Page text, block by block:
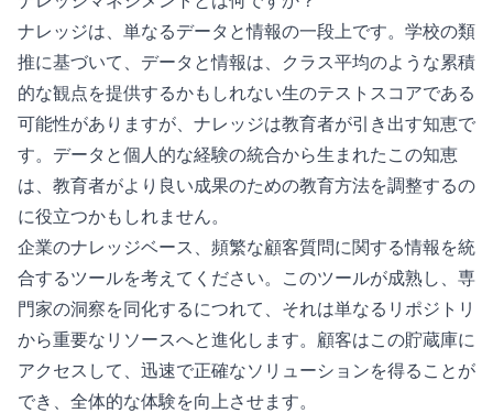
ナレッジは、単なるデータと情報の一段上です。学校の類
推に基づいて、データと情報は、クラス平均のような累積
的な観点を提供するかもしれない生のテストスコアである
可能性がありますが、ナレッジは教育者が引き出す知恵で
す。データと個人的な経験の統合から生まれたこの知恵
は、教育者がより良い成果のための教育方法を調整するの
に役立つかもしれません。
企業のナレッジベース、頻繁な顧客質問に関する情報を統
合するツールを考えてください。このツールが成熟し、専
門家の洞察を同化するにつれて、それは単なるリポジトリ
から重要なリソースへと進化します。顧客はこの貯蔵庫に
アクセスして、迅速で正確なソリューションを得ることが
でき、全体的な体験を向上させます。